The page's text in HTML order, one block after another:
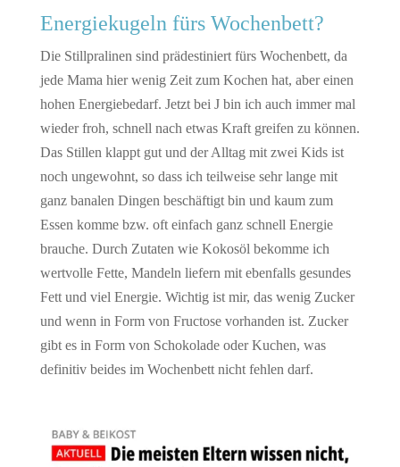
Energiekugeln fürs Wochenbett?
Die Stillpralinen sind prädestiniert fürs Wochenbett, da
jede Mama hier wenig Zeit zum Kochen hat, aber einen
hohen Energiebedarf. Jetzt bei J bin ich auch immer mal
wieder froh, schnell nach etwas Kraft greifen zu können.
Das Stillen klappt gut und der Alltag mit zwei Kids ist
noch ungewohnt, so dass ich teilweise sehr lange mit
ganz banalen Dingen beschäftigt bin und kaum zum
Essen komme bzw. oft einfach ganz schnell Energie
brauche. Durch Zutaten wie Kokosöl bekomme ich
wertvolle Fette, Mandeln liefern mit ebenfalls gesundes
Fett und viel Energie. Wichtig ist mir, das wenig Zucker
und wenn in Form von Fructose vorhanden ist. Zucker
gibt es in Form von Schokolade oder Kuchen, was
definitiv beides im Wochenbett nicht fehlen darf.